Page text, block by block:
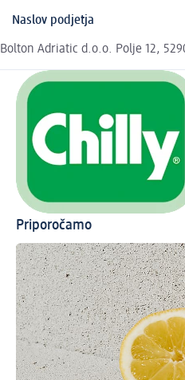
Naslov podjetja
Bolton Adriatic d.o.o. Polje 12,
Priporočamo